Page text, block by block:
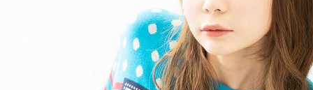
About